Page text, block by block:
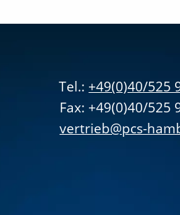
Tel.: +49(0)40/525
Fax: +49(0)40/525
vertrieb@pcs-